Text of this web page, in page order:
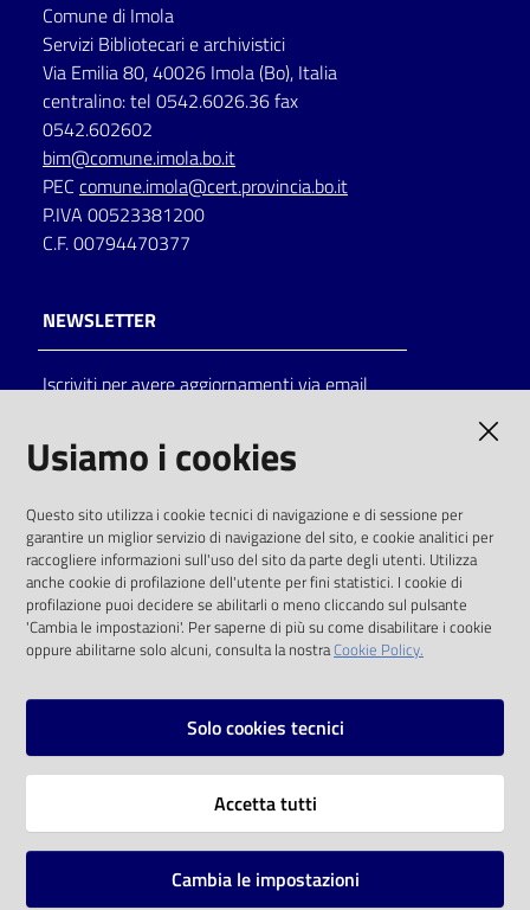
Seguici
su
on line
Eventi
Chiedi al
bibliotecario
Avvisi
Comune di Imola
Servizi Bibliotecari e archivistici
Via Emilia 80, 40026 Imola (Bo), Italia
centralino: tel 0542.6026.36 fax
0542.602602
bim@comune.imola.bo.it
PEC comune.imola@cert.provincia.bo.it
P.IVA 00523381200
C.F. 00794470377
NEWSLETTER
Iscriviti per avere aggiornamenti via email
solo alle condizioni previste dalla direttiva
comunitaria 2003/98/CE e dal d.lgs. 36/2006
SOCIAL
Instagram
Vai alla pagina
Usiamo i cookies
Questo sito utilizza i cookie tecnici di navigazione e di sessione per
garantire un miglior servizio di navigazione del sito, e cookie analitici per
raccogliere informazioni sull'uso del sito da parte degli utenti. Utilizza
anche cookie di profilazione dell'utente per fini statistici. I cookie di
profilazione puoi decidere se abilitarli o meno cliccando sul pulsante
'Cambia le impostazioni'. Per saperne di più su come disabilitare i cookie
oppure abilitarne solo alcuni, consulta la nostraCookie Policy.
Solo cookies tecnici
Accetta tutti
Cambia le impostazioni